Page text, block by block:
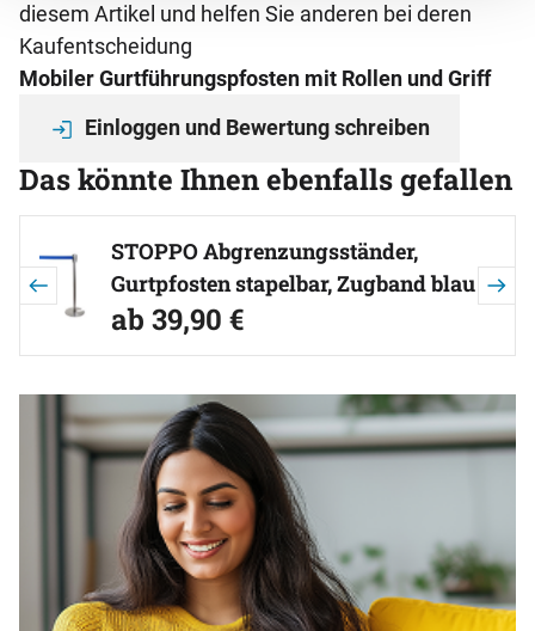
diesem Artikel und helfen Sie anderen bei deren
Kaufentscheidung
Mobiler Gurtführungspfosten mit Rollen und Griff
Einloggen und Bewertung schreiben
Das könnte Ihnen ebenfalls gefallen
Artikel überspringen
STOPPO Abgrenzungsständer,
Gurtpfosten stapelbar, Zugband blau
ab:
ab 39,90 €